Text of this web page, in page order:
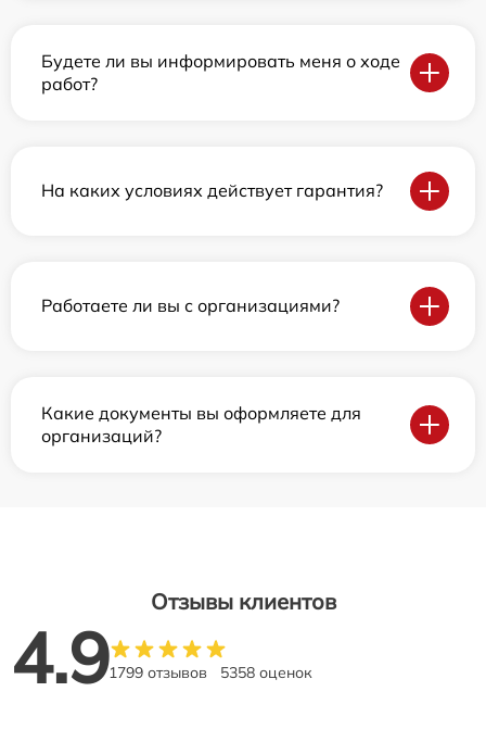
Будете ли вы информировать меня о ходе
работ?
На каких условиях действует гарантия?
Работаете ли вы с организациями?
Какие документы вы оформляете для
организаций?
Отзывы клиентов
4.91799 отзывов 5358 оценок